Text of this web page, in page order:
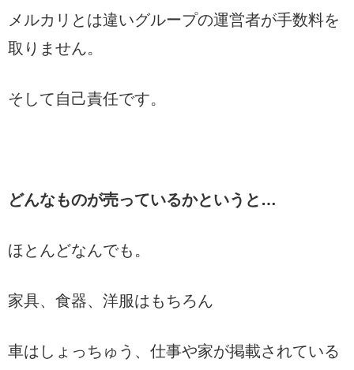
メルカリとは違いグループの運営者が手数料を
取りません。
そして自己責任です。
どんなものが売っているかというと…
ほとんどなんでも。
家具、食器、洋服はもちろん
車はしょっちゅう、仕事や家が掲載されている